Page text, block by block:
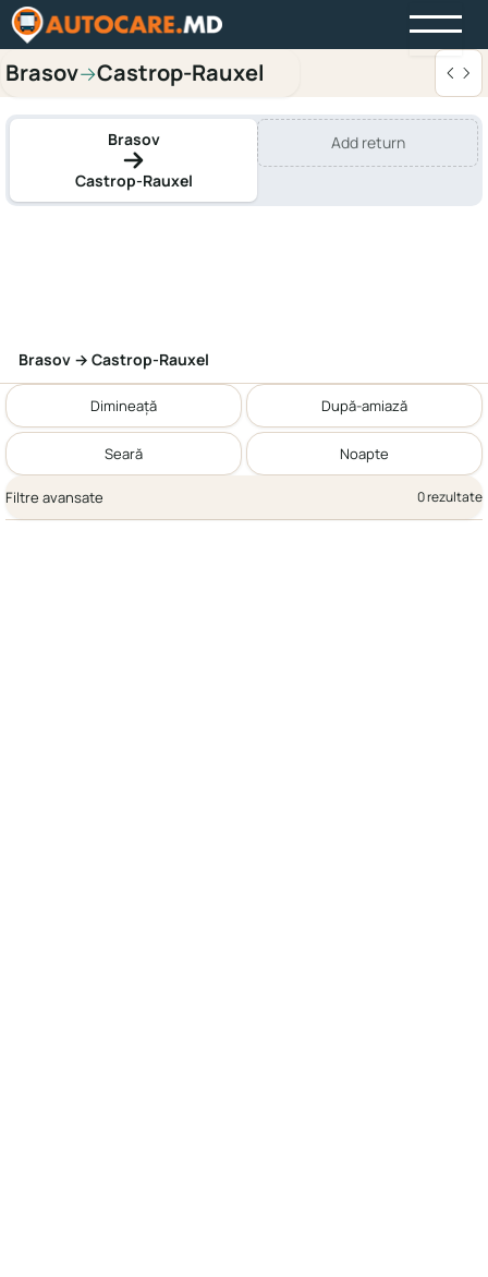
Brasov→Castrop-Rauxel
Brasov
Castrop-Rauxel
Add return
Brasov → Castrop-Rauxel
Dimineață După-amiază
Seară Noapte
Filtre avansate 0 rezultate